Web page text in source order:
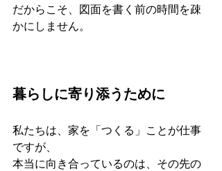
だからこそ、図面を書く前の時間を疎
かにしません。
暮らしに寄り添うために
私たちは、家を「つくる」ことが仕事
ですが、
本当に向き合っているのは、その先の